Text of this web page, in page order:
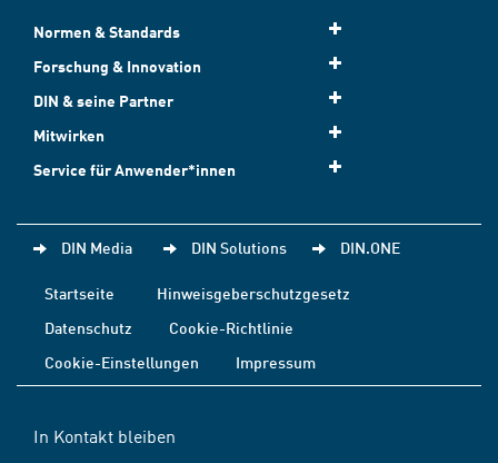
Normen & Standards
Forschung & Innovation
DIN & seine Partner
Mitwirken
Service für Anwender*innen
DIN Media DIN Solutions DIN.ONE
Startseite
Hinweisgeberschutzgesetz
Datenschutz
Cookie-Richtlinie
Cookie-Einstellungen
Impressum
In Kontakt bleiben